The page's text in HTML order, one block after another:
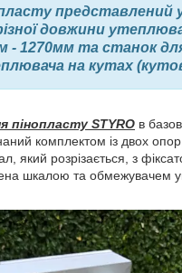
представлений
довжини
- 1270мм та станок
на кутах
пінопласту STYRO в
комплектом із двох
який розрізається, з
шкалою та обмежувачем